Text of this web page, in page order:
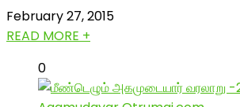
February 27, 2015
READ MORE +
0